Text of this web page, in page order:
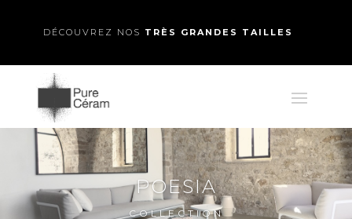
DÉCOUVREZ NOS TRÈS GRANDES TAILLES
LA TRADITION
RENOUVELÉE